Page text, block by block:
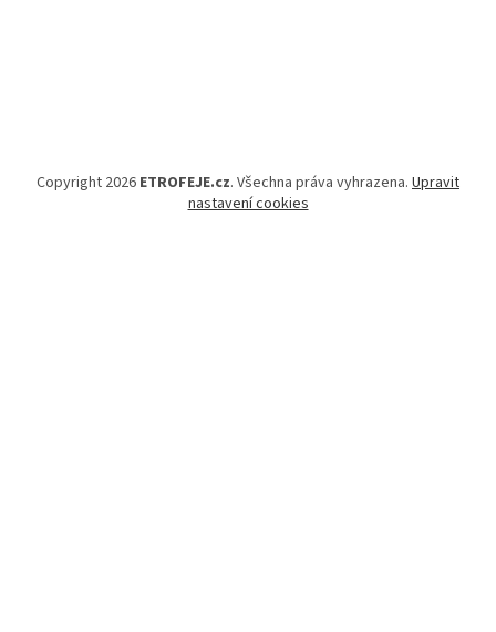
Copyright 2026 ETROFEJE.cz. Všechna práva vyhrazena. Upravit
nastavení cookies